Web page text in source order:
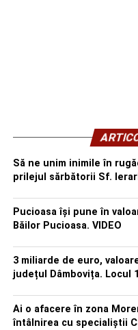
Să ne unim inimile în
prilejul sărbătorii Sf.
Pucioasa își pune în
Băilor Pucioasa. VIDEO
3 miliarde de euro,
județul Dâmbovița. Locul
Ai o afacere în zona
întâlnirea cu specialiștii